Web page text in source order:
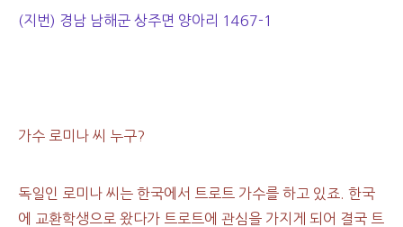
(지번) 경남 남해군 상주면 양아리 1467-1
가수 로미나 씨 누구?
독일인 로미나 씨는 한국에서 트로트 가수를 하고 있죠. 한국
에 교환학생으로 왔다가 트로트에 관심을 가지게 되어 결국 트